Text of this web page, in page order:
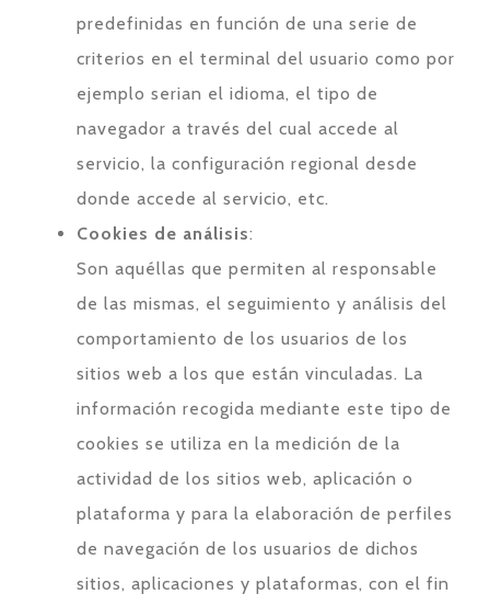
predefinidas en función de una serie de
criterios en el terminal del usuario como por
ejemplo serian el idioma, el tipo de
navegador a través del cual accede al
servicio, la configuración regional desde
donde accede al servicio, etc.
Cookies de análisis:
Son aquéllas que permiten al responsable
de las mismas, el seguimiento y análisis del
comportamiento de los usuarios de los
sitios web a los que están vinculadas. La
información recogida mediante este tipo de
cookies se utiliza en la medición de la
actividad de los sitios web, aplicación o
plataforma y para la elaboración de perfiles
de navegación de los usuarios de dichos
sitios, aplicaciones y plataformas, con el fin